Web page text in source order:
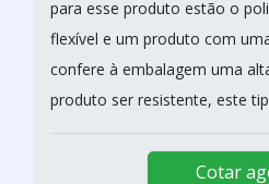
para esse produto estão o
flexível e um produto com
confere à embalagem uma
produto ser resistente, este
Cotar